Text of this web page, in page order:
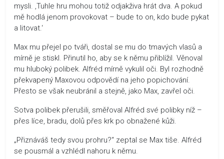
mysli. ‚Tuhle hru mohou totiž odjakživa hrát dva. A pokud
mě hodlá jenom provokovat – bude to on, kdo bude pykat
a litovat.‘
Max mu přejel po tváři, dostal se mu do tmavých vlasů a
mírně je stiskl. Přinutil ho, aby se k němu přiblížil. Věnoval
mu hluboký polibek. Alfréd mírně vykulil oči. Byl rozhodně
překvapený Maxovou odpovědí na jeho popichování.
Přesto se však neubránil a stejně, jako Max, zavřel oči.
Sotva polibek přerušili, směřoval Alfréd své polibky níž –
přes líce, bradu, dolů přes krk po obnažené kůži.
„Přiznáváš tedy svou prohru?“ zeptal se Max tiše. Alfréd
se pousmál a vzhlédl nahoru k němu.